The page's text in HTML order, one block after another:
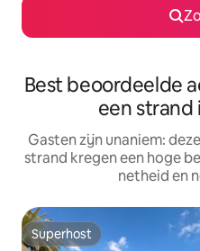
Best beoordeelde
een strand
Gasten zijn unaniem:
strand kregen een hoge
netheid en
Superhost
Superhost